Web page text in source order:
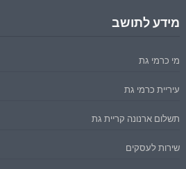
מידע לתושב
מי כרמי גת
עיריית כרמי גת
תשלום ארנונה קריית גת
שירות לעסקים